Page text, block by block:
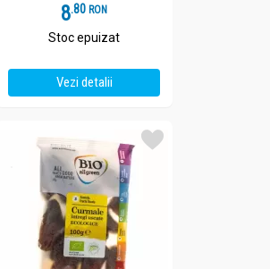
8.8 RON
Stoc epuizat
Vezi detalii